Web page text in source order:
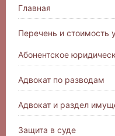
Главная
Перечень и стоимость
Абонентское
Адвокат по разводам
Адвокат и раздел
Защита в суде